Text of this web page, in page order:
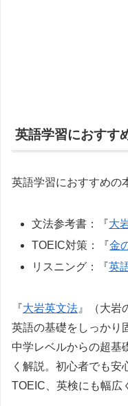
英語学習におすす
英語学習におすすめの
文法参考書：『大
TOEIC対策：『金
リスニング：『英
『大岩英文法 』（大岩
英語の基礎をしっかり
中学レベルからの超基
く解説。初心者でも安
TOEIC、英検にも幅広